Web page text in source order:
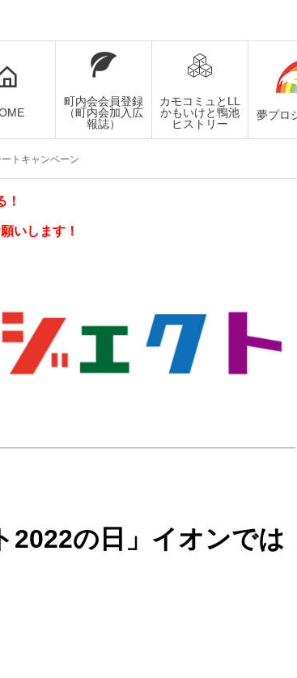
町内会会員登録
（町内会加入広
報誌）
カモコミュとLL
かもいけと鴨池
ヒストリー
夢プロ
トキャンペーン
！
いします！
2022の日」イオンでは